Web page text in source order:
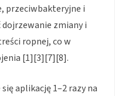
przeciwbakteryjne i
zmiany i
ropnej, co w
[1][3][7][8].
aplikację 1–2 razy na